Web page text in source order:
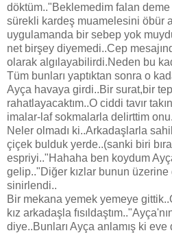
döktüm.."Beklemedim falan
sürekli kardeş muamelesini öbür
uygulamanda bir sebep yok
net birşey diyemedi..Cep
olarak algılayabilirdi.Neden bu
Tüm bunları yaptıktan sonra o
Ayça havaya girdi..Bir surat,bir
rahatlayacaktım..O ciddi tavır
imalar-laf sokmalarla delirttim
Neler olmadı ki..Arkadaşlarla
çiçek bulduk yerde..(sanki biri
espriyi.."Hahaha ben koydum
gelip.."Diğer kızlar bunun
sinirlendi..
Bir mekana yemek yemeye
kız arkadaşla
diye..Bunları Ayça anlamış ki